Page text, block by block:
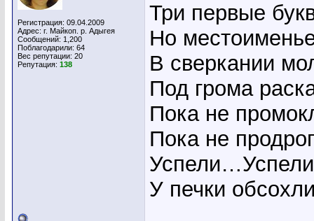
Регистрация: 09.04.2009
Адрес: г. Майкоп. р. Адыгея
Сообщений: 1,200
Поблагодарили: 64
Вес репутации: 20
Репутация: 138
Три первые
Но
В сверкании
Под грома
Пока не
Пока не
У печки